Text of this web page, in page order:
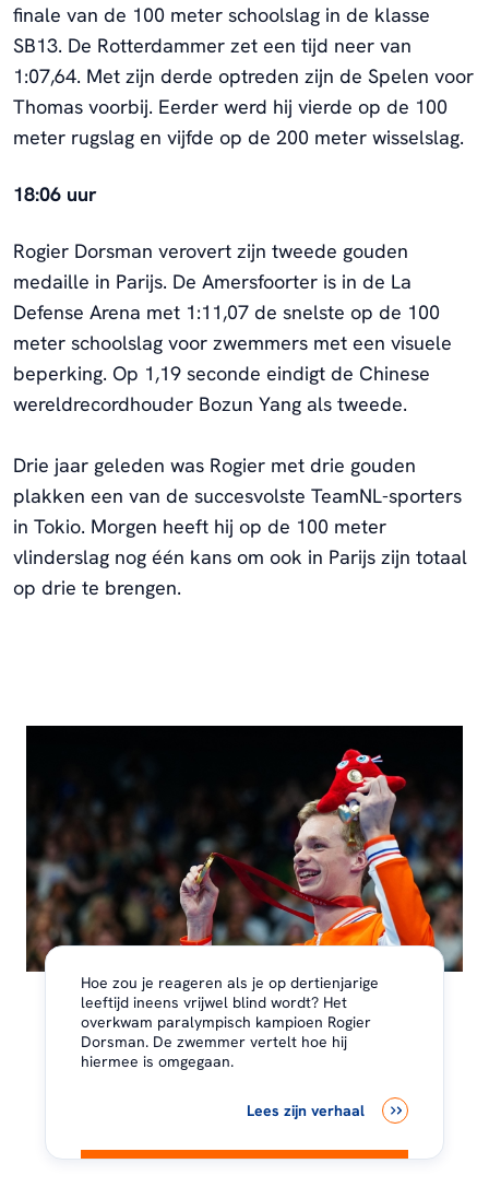
finale van de 100 meter schoolslag in de klasse
SB13. De Rotterdammer zet een tijd neer van
1:07,64. Met zijn derde optreden zijn de Spelen voor
Thomas voorbij. Eerder werd hij vierde op de 100
meter rugslag en vijfde op de 200 meter wisselslag.
18:06 uur
Rogier Dorsman verovert zijn tweede gouden
medaille in Parijs. De Amersfoorter is in de La
Defense Arena met 1:11,07 de snelste op de 100
meter schoolslag voor zwemmers met een visuele
beperking. Op 1,19 seconde eindigt de Chinese
wereldrecordhouder Bozun Yang als tweede.
Drie jaar geleden was Rogier met drie gouden
plakken een van de succesvolste TeamNL-sporters
in Tokio. Morgen heeft hij op de 100 meter
vlinderslag nog één kans om ook in Parijs zijn totaal
op drie te brengen.
Hoe zou je reageren als je op dertienjarige
leeftijd ineens vrijwel blind wordt? Het
overkwam paralympisch kampioen Rogier
Dorsman. De zwemmer vertelt hoe hij
hiermee is omgegaan.
Lees zijn verhaal